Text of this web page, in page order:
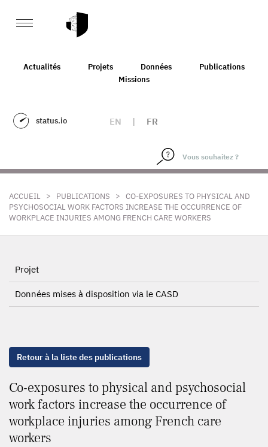
Actualités Projets Données
Publications
Missions
status.io EN | FR
ACCUEIL > PUBLICATIONS > CO-EXPOSURES TO PHYSICAL AND
PSYCHOSOCIAL WORK FACTORS INCREASE THE OCCURRENCE OF
WORKPLACE INJURIES AMONG FRENCH CARE WORKERS
Projet
Données mises à disposition via le CASD
Retour à la liste des publications
Co-exposures to physical and psychosocial
work factors increase the occurrence of
workplace injuries among French care
workers